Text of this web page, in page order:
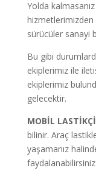
Yolda
hizmetlerimizden
sürücüler sanayi
Bu gibi
ekiplerimiz ile
ekiplerimiz
gelecektir.
MOBİL LASTİKÇİ
bilinir. Araç
yaşamanız
faydalanabilirsiniz.